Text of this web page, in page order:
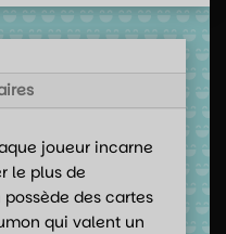
joueur incarne
le plus de
des cartes
qui valent un